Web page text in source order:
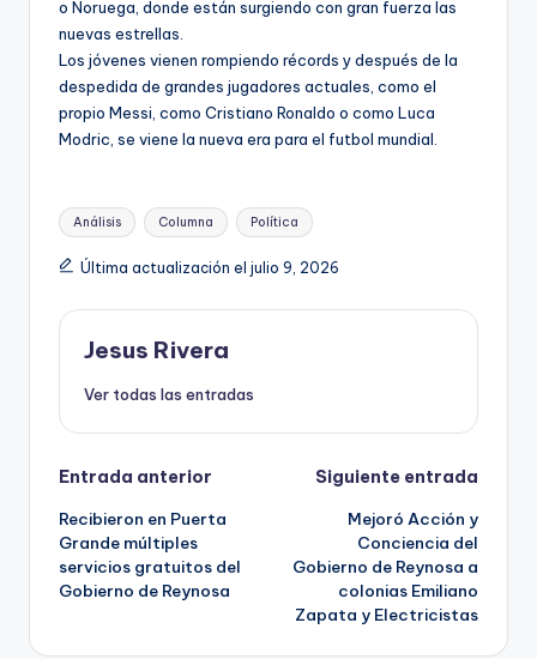
o Noruega, donde están surgiendo con gran fuerza las
nuevas estrellas.
Los jóvenes vienen rompiendo récords y después de la
despedida de grandes jugadores actuales, como el
propio Messi, como Cristiano Ronaldo o como Luca
Modric, se viene la nueva era para el futbol mundial.
Etiquetas:
Análisis Columna Política
Última actualización el julio 9, 2026
Jesus Rivera
Ver todas las entradas
Navegación
de
entradas
Entrada anterior
Recibieron en Puerta
Grande múltiples
servicios gratuitos del
Gobierno de Reynosa
Siguiente entrada
Mejoró Acción y
Conciencia del
Gobierno de Reynosa a
colonias Emiliano
Zapata y Electricistas